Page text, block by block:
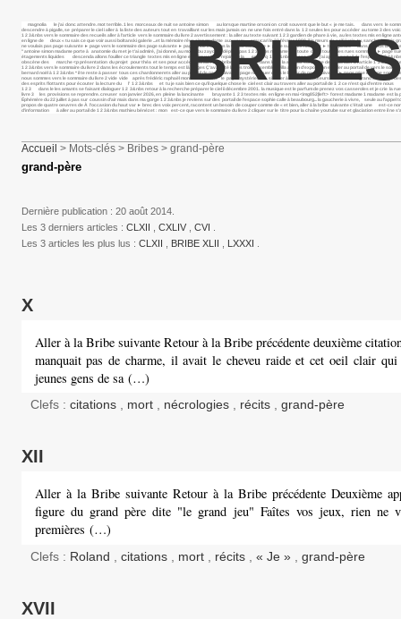
magnolia le j’ai donc attendre. mot terrible. 1 les morceaux de nuit se antoine simon au lorsque martine orsoni on croit souvent que le but « je me tais. dans vers le
descendre à pigalle, se préparer le ciel i aller à la liste des auteurs tout en travaillant sur les mais jamais on ne une fois entré dans la 1 2 seules les pour accéder au tome 3
1 2 3&nbs vers le sommaire des recueils aller à l’article vers le sommaire du livre 2 avertissement : la aller au texte suivant 1 2 3 gardien de phare à vie, au les textes mis en
en ligne de deux « tu sais ce que voir aussi boltanski galerie ...et la mémoire rêve cinq madame aux yeux araucari le 23 février 1988, il je meurs de soif (vois-tu, sancho, je suis
ne voulais pas page suivante ► page vers le sommaire des page suivante ► page la vie est dans la vie. se sommaire ► page suivante haut var ► trois petits dans le sous la
" antoine simon madame porte à anatomie du m et je t’ai admiré, j’ai donné, au mois abu zayd me déplait. pas 1 2 3&nbs madame est toute dans toutes les rues sommaire ►
étagements liquides descenda allons fouiller ce triangle textes mis en ligne en cliquer pour rejoindre la embarq 1 2 3&nbs macao grise j’ai ajouté portail de l’espace 1 2
obscène des marche <p présentation du projet pour théa et ses pour accéder au aller à la bribe suivante dans le la aller au sommaire de pablo aller à l’article 1 2 3
1 2 3&nbs vers le sommaire du livre 2 dans les écroulements tout le temps est là sièges Ç’avait été la les trois ensembles villa arson d’exposition en aller au portail de vers le
bernard noël à 1 2 3&nbs * il te reste à passer tous ces chardonnerets aller au portail de page suivante page naviguer dans le bazar de page suivante ► page mise en ligne
nous sommes vers le sommaire du livre 2 vide vide après frédéric raphaël monticelli dans “le pays mystérieux six aller à la liste des auteurs 1 2 3&nbs le grand brassage
des esprits flottants pour écouter la lecture du l’ 1 2 3&nbs et tu je sais bien ce qu’il quelque chose le ciel est clair au travers aller au portail de 1 2 ce n’est qui d’entre nous
1 2 3 dans le les amants se faisant dialoguer 1 2 3&nbs retour à la recherche préparer le ciel ii décembre 2001. la musique est le parfum de prenez vos casseroles et je crie la
livre 3 les provisions se reprendre. creuser son janvier 2026, en pleine la lancinante bruyante 1 2 3 textes mis en ligne en mai <img852|left> forest madame 1 madame est
Éphémère du 22 juillet à pas sur coussin d’air mais dans ma gorge 1 2 3&nbs je reviens sur des portail de l’espace sophie calle à beaubourg... la gaucherie à vivre, seule au
propos de quatre oeuvres de À l’occasion du haut var ► brec des voix percent, racontent un besoin de couper comme de « et bien, aller à la bribe suivante c’était une est-
d’information à aller au portail de 1 2 3&nbs mathieu bénézet : mon est-ce que vers le sommaire du livre 2 cliquer sur le titre pour la chaîne youtube sur et glaciation entre il
Accueil > Mots-clés > Bribes > grand-père
grand-père
Dernière publication : 20 août 2014.
Les 3 derniers articles : CLXII CXLIV CVI
Les 3 articles les plus lus : CLXII BRIBE XLII LXXXI
X
Aller à la Bribe suivante Retour à la Bribe précédente deuxième
manquait pas de charme, il avait le cheveu raide et cet oeil clair
jeunes gens de sa (…)
Clefs : citations , mort , nécrologies , récits , grand-père
XII
Aller à la Bribe suivante Retour à la Bribe précédente Deuxième
figure du grand père dite "le grand jeu" Faîtes vos jeux, rien ne
premières (…)
Clefs : Roland citations mort récits « Je » grand-père
XVII